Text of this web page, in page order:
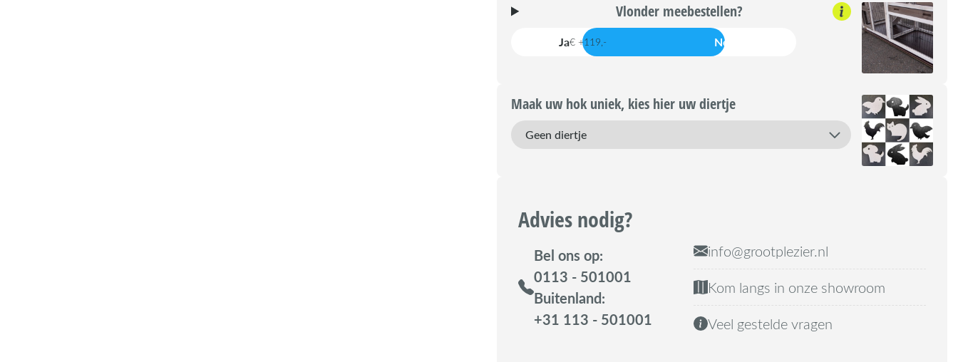
Vlonder meebestellen?
Ja€ +119,- Nee
Maak uw hok uniek, kies hier uw diertje
Advies nodig?
Bel ons op:
0113 - 501001
Buitenland:
+31 113 - 501001
info@grootplezier.nl
Kom langs in onze showroom
Veel gestelde vragen